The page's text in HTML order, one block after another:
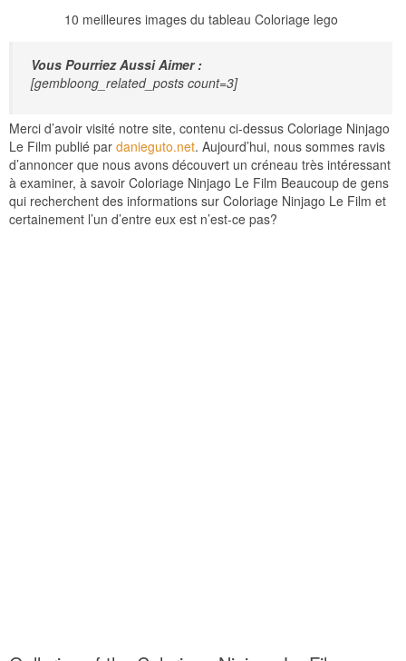
10 meilleures images du tableau Coloriage lego
Vous Pourriez Aussi Aimer :
[gembloong_related_posts count=3]
Merci d’avoir visité notre site, contenu ci-dessus Coloriage Ninjago
Le Film publié par danieguto.net. Aujourd’hui, nous sommes ravis
d’annoncer que nous avons découvert un créneau très intéressant
à examiner, à savoir Coloriage Ninjago Le Film Beaucoup de gens
qui recherchent des informations sur Coloriage Ninjago Le Film et
certainement l’un d’entre eux est n’est-ce pas?